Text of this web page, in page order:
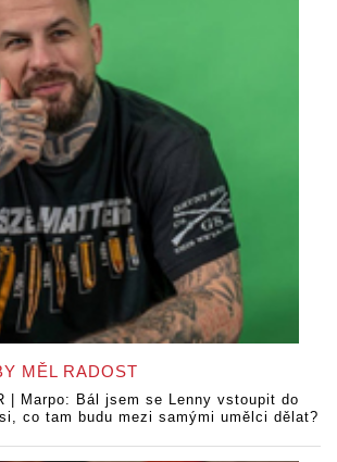
MĚL RADOST
| Marpo: Bál jsem se Lenny vstoupit do
co tam budu mezi samými umělci dělat?